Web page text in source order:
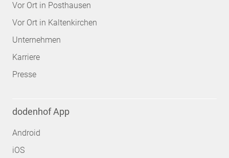
Vor Ort in Posthausen
Vor Ort in Kaltenkirchen
Unternehmen
Karriere
Presse
dodenhof App
Android
iOS